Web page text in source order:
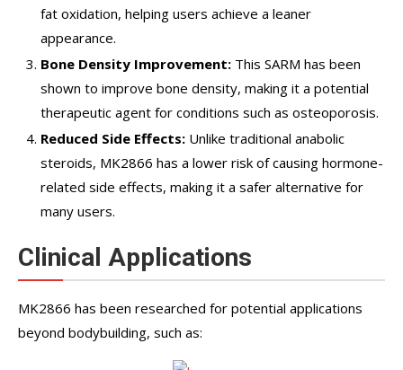
fat oxidation, helping users achieve a leaner
appearance.
Bone Density Improvement: This SARM has been
shown to improve bone density, making it a potential
therapeutic agent for conditions such as osteoporosis.
Reduced Side Effects: Unlike traditional anabolic
steroids, MK2866 has a lower risk of causing hormone-
related side effects, making it a safer alternative for
many users.
Clinical Applications
MK2866 has been researched for potential applications
beyond bodybuilding, such as: